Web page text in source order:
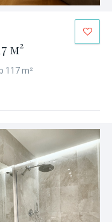
м²
117 m²